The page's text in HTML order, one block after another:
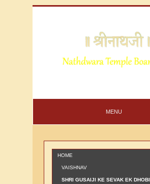
MENU
HOME
VAISHNAV
SHRI GUSAIJI KE SEVAK EK DHOBI